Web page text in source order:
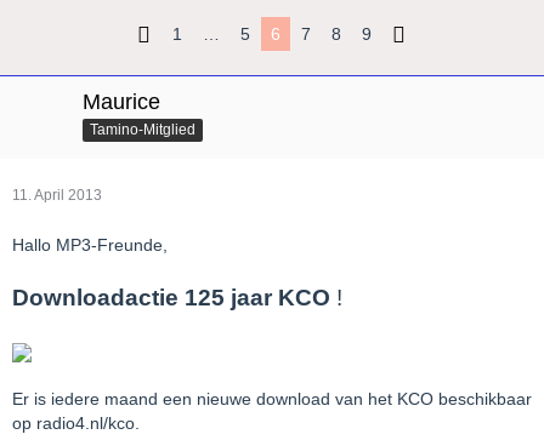
1 … 5 6 7 8 9
Maurice
Tamino-Mitglied
11. April 2013
Hallo MP3-Freunde,
Downloadactie 125 jaar KCO !
Er is iedere maand een nieuwe download van het KCO beschikbaar
op radio4.nl/kco.